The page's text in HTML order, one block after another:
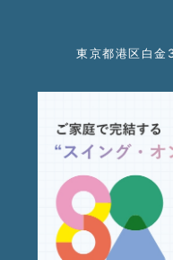
東京都港区白